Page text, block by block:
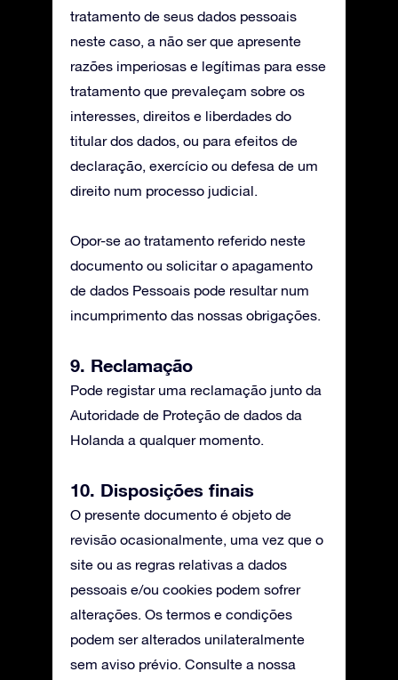
tratamento de seus dados pessoais
neste caso, a não ser que apresente
razões imperiosas e legítimas para esse
tratamento que prevaleçam sobre os
interesses, direitos e liberdades do
titular dos dados, ou para efeitos de
declaração, exercício ou defesa de um
direito num processo judicial.
Opor-se ao tratamento referido neste
documento ou solicitar o apagamento
de dados Pessoais pode resultar num
incumprimento das nossas obrigações.
9. Reclamação
Pode registar uma reclamação junto da
Autoridade de Proteção de dados da
Holanda a qualquer momento.
10. Disposições finais
O presente documento é objeto de
revisão ocasionalmente, uma vez que o
site ou as regras relativas a dados
pessoais e/ou cookies podem sofrer
alterações. Os termos e condições
podem ser alterados unilateralmente
sem aviso prévio. Consulte a nossa